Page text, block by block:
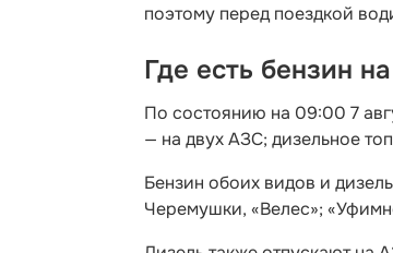
поэтому перед поездкой
Где есть бензин
По состоянию на 09:00 7
— на двух АЗС; дизельное
Бензин обоих видов и
Черемушки, «Велес»;